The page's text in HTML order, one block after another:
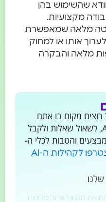
שהשימוש בהן
מקצועיות.
מלאה שמאפשרת
אותו או למחוק
מלאה והבקרה
רוצים מקום בו אתם
יכולים להתייעץ עם מומחי AI, לשאול שאלות ולקבל
והטבות לכלי ה-
הצטרפו לקהילות ה-AI
את תקנון האתר, מדיניות